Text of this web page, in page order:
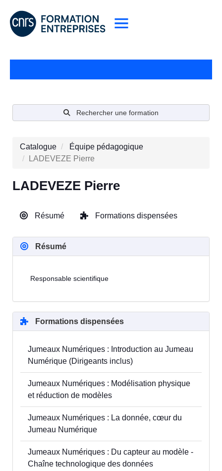
Rechercher une formation
Catalogue
Équipe pédagogique
LADEVEZE Pierre
LADEVEZE Pierre
Résumé Formations dispensées
Résumé
Responsable scientifique
Formations dispensées
Jumeaux Numériques : Introduction au Jumeau
Numérique (Dirigeants inclus)
Jumeaux Numériques : Modélisation physique
et réduction de modèles
Jumeaux Numériques : La donnée, cœur du
Jumeau Numérique
Jumeaux Numériques : Du capteur au modèle -
Chaîne technologique des données